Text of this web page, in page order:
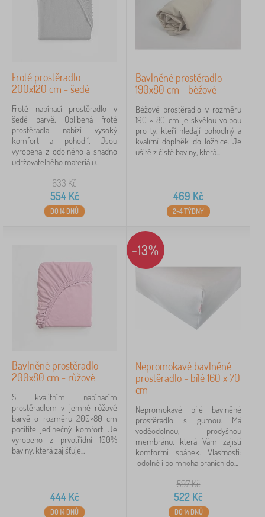
Froté prostěradlo
200x120 cm - šedé
Froté napínací prostěradlo v
šedé barvě. Oblíbená froté
prostěradla nabízí vysoký
komfort a pohodlí. Jsou
vyrobena z odolného a snadno
udržovatelného materiálu...
633Kč
554Kč
DO 14 DNŮ
Bavlněné prostěradlo
190x80 cm - béžové
Béžové prostěradlo v rozměru
190 × 80 cm je skvělou volbou
pro ty, kteří hledají pohodlný a
kvalitní doplněk do ložnice. Je
ušité z čisté bavlny, která...
469 Kč
2-4 TÝDNY
Bavlněné prostěradlo
200x80 cm - růžové
S kvalitním napínacím
prostěradlem v jemné růžové
barvě o rozměru 200×80 cm
pocítíte jedinečný komfort. Je
vyrobeno z prvotřídní 100%
bavlny, která zajišťuje...
444Kč
DO 14 DNŮ
-13%
Nepromokavé bavlněné
prostěradlo - bílé 160 x 70
cm
Nepromokavé bílé bavlněné
prostěradlo s gumou. Má
voděodolnou, prodyšnou
membránu, která Vám zajistí
komfortní spánek. Vlastnosti:
odolné i po mnoha praních do...
597Kč
522 Kč
DO 14 DNŮ